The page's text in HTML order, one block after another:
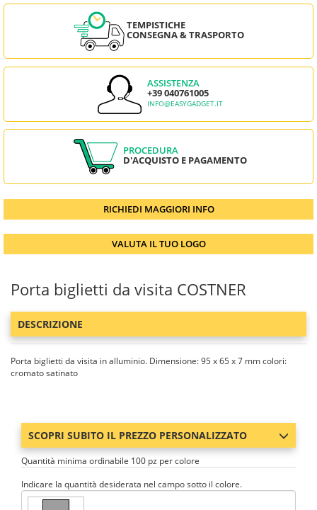
TEMPISTICHE
CONSEGNA & TRASPORTO
ASSISTENZA
+39 040761005
INFO@EASYGADGET.IT
PROCEDURA
D'ACQUISTO E PAGAMENTO
RICHIEDI MAGGIORI INFO
VALUTA IL TUO LOGO
Porta biglietti da visita COSTNER
DESCRIZIONE
Porta biglietti da visita in alluminio. Dimensione: 95 x 65 x 7 mm colori:
cromato satinato
SCOPRI SUBITO IL PREZZO PERSONALIZZATO
Quantità minima ordinabile 100 pz per colore
Indicare la quantità desiderata nel campo sotto il colore.